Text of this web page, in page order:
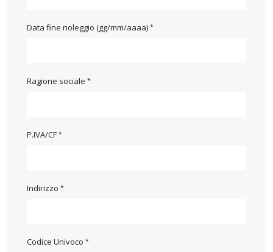
Data fine noleggio (gg/mm/aaaa)
Ragione sociale
P.IVA/CF
Indirizzo
Codice Univoco